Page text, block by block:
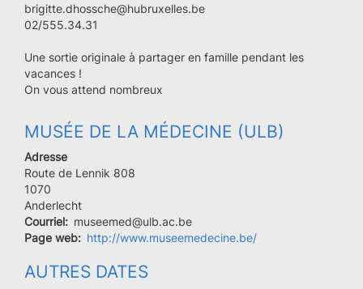
brigitte.dhossche@hubruxelles.be
02/555.34.31
Une sortie originale à partager en famille pendant les
vacances !
On vous attend nombreux
MUSÉE DE LA MÉDECINE (ULB)
Adresse
Route de Lennik 808
Code
postal
1070
Ville
Anderlecht
Courriel
museemed@ulb.ac.be
Page web
http://www.museemedecine.be/
AUTRES DATES